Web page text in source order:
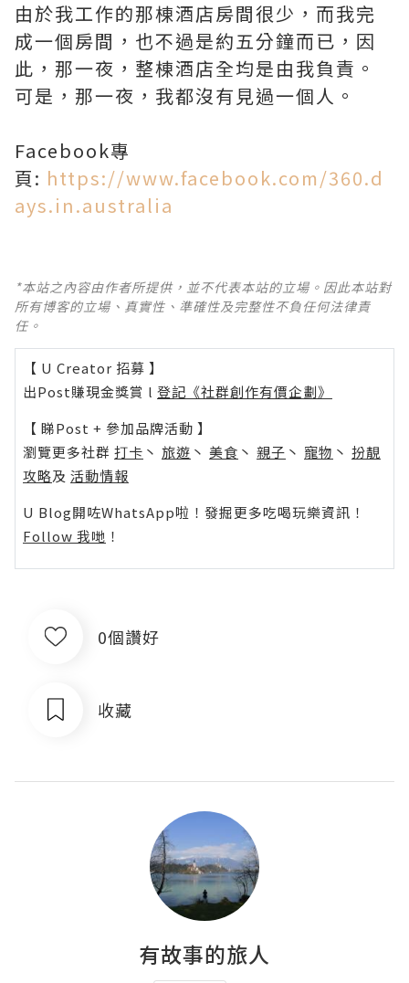
由於我工作的那棟酒店房間很少，而我完
成一個房間，也不過是約五分鐘而已，因
此，那一夜，整棟酒店全均是由我負責。
可是，那一夜，我都沒有見過一個人。
Facebook專
頁: https://www.facebook.com/360.d
ays.in.australia
*本站之內容由作者所提供，並不代表本站的立場。因此本站對
所有博客的立場、真實性、準確性及完整性不負任何法律責
任。
【 U Creator 招募 】
出Post賺現金獎賞 l 登記《社群創作有價企劃》
【 睇Post + 參加品牌活動 】
瀏覽更多社群 打卡 丶 旅遊 丶 美食 丶 親子 丶 寵物 丶 扮靚
攻略及 活動情報
U Blog開咗WhatsApp啦！發掘更多吃喝玩樂資訊！
Follow 我哋 ！
0個讚好
收藏
有故事的旅人